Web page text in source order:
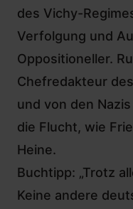
des Vichy-
Verfolgung und
Oppositioneller.
Chefredakteur
und von den
die Flucht, wie
Heine.
Buchtipp: „Trotz
Keine andere